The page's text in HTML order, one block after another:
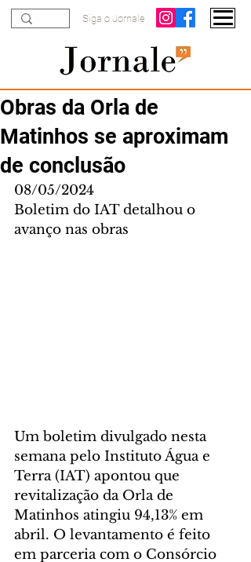
Siga o Jornale
Obras da Orla de
Matinhos se aproximam
de conclusão
08/05/2024
Boletim do IAT detalhou o
avanço nas obras
Um boletim divulgado nesta
semana pelo Instituto Água e
Terra (IAT) apontou que
revitalização da Orla de
Matinhos atingiu 94,13% em
abril. O levantamento é feito
em parceria com o Consórcio